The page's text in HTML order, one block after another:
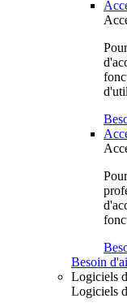
Besoin
Logiciels
Logiciels